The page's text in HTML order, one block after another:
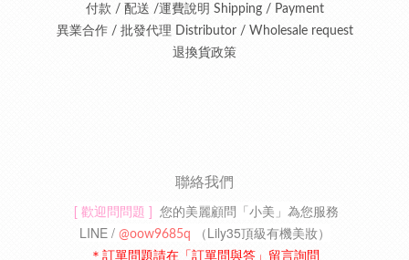
付款 / 配送 /運費說明 Shipping / Payment
異業合作 / 批發代理 Distributor / Wholesale request
退換貨政策
聯絡我們
[ 歡迎問問題 ] 您的美麗顧問「小美」為您服務
LINE / @oow9685q （Lily35頂級有機美妝）
＊訂單問題請在「訂單問與答」留言詢問